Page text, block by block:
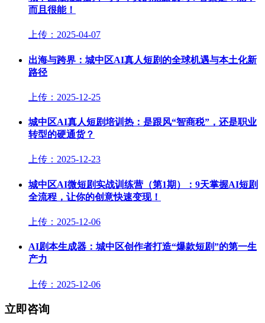
而且很能！
上传：2025-04-07
出海与跨界：城中区AI真人短剧的全球机遇与本土化新
路径
上传：2025-12-25
城中区AI真人短剧培训热：是跟风“智商税”，还是职业
转型的硬通货？
上传：2025-12-23
城中区AI微短剧实战训练营（第1期）：9天掌握AI短剧
全流程，让你的创意快速变现！
上传：2025-12-06
AI剧本生成器：城中区创作者打造“爆款短剧”的第一生
产力
上传：2025-12-06
立即咨询